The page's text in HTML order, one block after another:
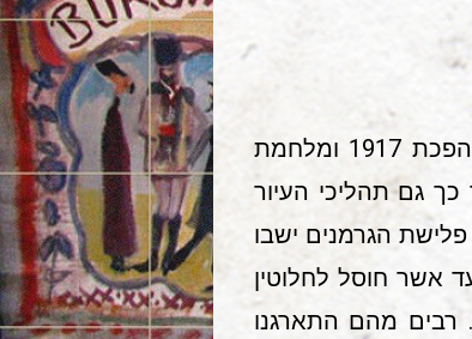
בתחילת המאה העשרים חיו במיאסטקובקה כ-2,000 יהודים – כרבע אוכלוסייתה. בימי מהפכת 1917 ומלחמת
ואחר כך גם תהליכי העיור
הגרמנים ישבו
אשר חוסל לחלוטין
רבים מהם התארגנו